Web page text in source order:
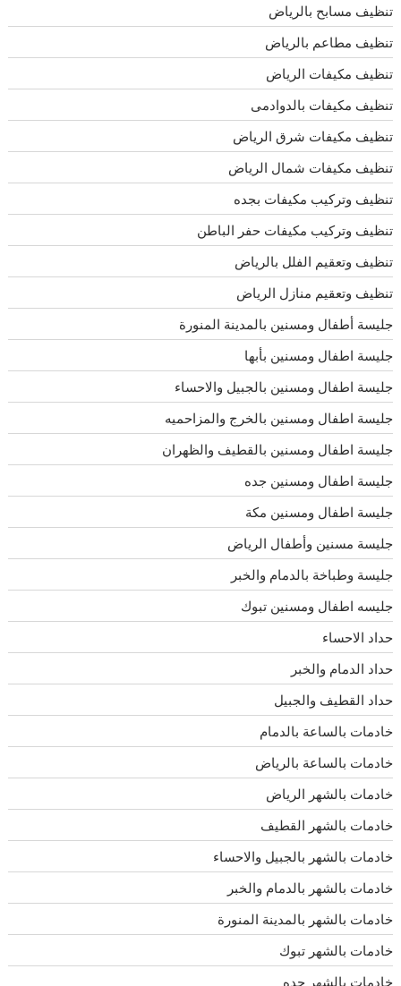
تنظيف مسابح بالرياض
تنظيف مطاعم بالرياض
تنظيف مكيفات الرياض
تنظيف مكيفات بالدوادمى
تنظيف مكيفات شرق الرياض
تنظيف مكيفات شمال الرياض
تنظيف وتركيب مكيفات بجده
تنظيف وتركيب مكيفات حفر الباطن
تنظيف وتعقيم الفلل بالرياض
تنظيف وتعقيم منازل الرياض
جليسة أطفال ومسنين بالمدينة المنورة
جليسة اطفال ومسنين بأبها
جليسة اطفال ومسنين بالجبيل والاحساء
جليسة اطفال ومسنين بالخرج والمزاحميه
جليسة اطفال ومسنين بالقطيف والظهران
جليسة اطفال ومسنين جده
جليسة اطفال ومسنين مكة
جليسة مسنين وأطفال الرياض
جليسة وطباخة بالدمام والخبر
جليسه اطفال ومسنين تبوك
حداد الاحساء
حداد الدمام والخبر
حداد القطيف والجبيل
خادمات بالساعة بالدمام
خادمات بالساعة بالرياض
خادمات بالشهر الرياض
خادمات بالشهر القطيف
خادمات بالشهر بالجبيل والاحساء
خادمات بالشهر بالدمام والخبر
خادمات بالشهر بالمدينة المنورة
خادمات بالشهر تبوك
خادمات بالشهر جده